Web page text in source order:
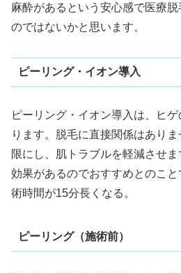
麻酔があるという安心感で医療
のではないかと思います。
ピーリング・イオン導入
ピーリング・イオン導入は、ヒ
ります。脱毛に直接関係はあり
限にし、肌トラブルを軽減させ
効果があるのでおすすめとのこ
術時間が15分長くなる。
ピーリング（施術前）